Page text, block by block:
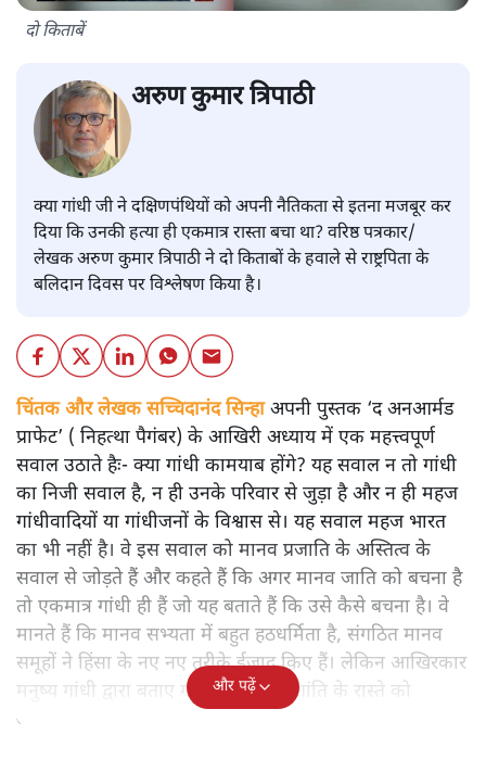
दो किताबें
अरुण कुमार त्रिपाठी
क्या गांधी जी ने दक्षिणपंथियों को अपनी नैतिकता से इतना मजबूर कर
दिया कि उनकी हत्या ही एकमात्र रास्ता बचा था? वरिष्ठ पत्रकार/
लेखक अरुण कुमार त्रिपाठी ने दो किताबों के हवाले से राष्ट्रपिता के
बलिदान दिवस पर विश्लेषण किया है।
चिंतक और लेखक सच्चिदानंद सिन्हाअपनी पुस्तक ‘द अनआर्मड
प्राफेट’ ( निहत्था पैगंबर) के आखिरी अध्याय में एक महत्त्वपूर्ण
सवाल उठाते हैः- क्या गांधी कामयाब होंगे? यह सवाल न तो गांधी
का निजी सवाल है, न ही उनके परिवार से जुड़ा है और न ही महज
गांधीवादियों या गांधीजनों के विश्वास से। यह सवाल महज भारत
का भी नहीं है। वे इस सवाल को मानव प्रजाति के अस्तित्व के
सवाल से जोड़ते हैं और कहते हैं कि अगर मानव जाति को बचना है
तो एकमात्र गांधी ही हैं जो यह बताते हैं कि उसे कैसे बचना है। वे
मानते हैं कि मानव सभ्यता में बहुत हठधर्मिता है, संगठित मानव
समूहों ने हिंसा के नए नए तरीके ईजाद किए हैं। लेकिन आखिरकार
मनुष्य गांधी द्वारा बताए गए अहिंसा और शांति के रास्ते को
अपनाएगा।
और पढ़ें